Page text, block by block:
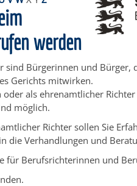
werden
sind Bürgerinnen und Bürger,
Gerichts mitwirken.
als ehrenamtlicher
möglich.
Richter sollen Sie
die Verhandlungen und
für Berufsrichterinnen und